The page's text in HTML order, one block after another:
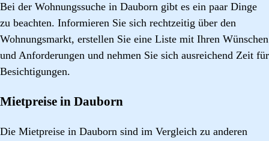
Bei der Wohnungssuche in Dauborn gibt es ein paar Dinge
zu beachten. Informieren Sie sich rechtzeitig über den
Wohnungsmarkt, erstellen Sie eine Liste mit Ihren Wünschen
und Anforderungen und nehmen Sie sich ausreichend Zeit für
Besichtigungen.
Mietpreise in Dauborn
Die Mietpreise in Dauborn sind im Vergleich zu anderen